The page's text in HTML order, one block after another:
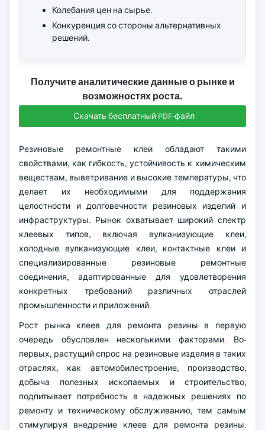
Колебания цен на сырье.
Конкуренция со стороны альтернативных
решений.
Получите аналитические данные о рынке и
возможностях роста.
Скачать бесплатный PDF-файл
Резиновые ремонтные клеи обладают такими
свойствами, как гибкость, устойчивость к химическим
веществам, выветривание и высокие температуры, что
делает их необходимыми для поддержания
целостности и долговечности резиновых изделий и
инфраструктуры. Рынок охватывает широкий спектр
клеевых типов, включая вулканизующие клеи,
холодные вулканизующие клеи, контактные клеи и
специализированные резиновые ремонтные
соединения, адаптированные для удовлетворения
конкретных требований различных отраслей
промышленности и приложений.
Рост рынка клеев для ремонта резины в первую
очередь обусловлен несколькими факторами. Во-
первых, растущий спрос на резиновые изделия в таких
отраслях, как автомобилестроение, производство,
добыча полезных ископаемых и строительство,
подпитывает потребность в надежных решениях по
ремонту и техническому обслуживанию, тем самым
стимулируя внедрение клеев для ремонта резины.